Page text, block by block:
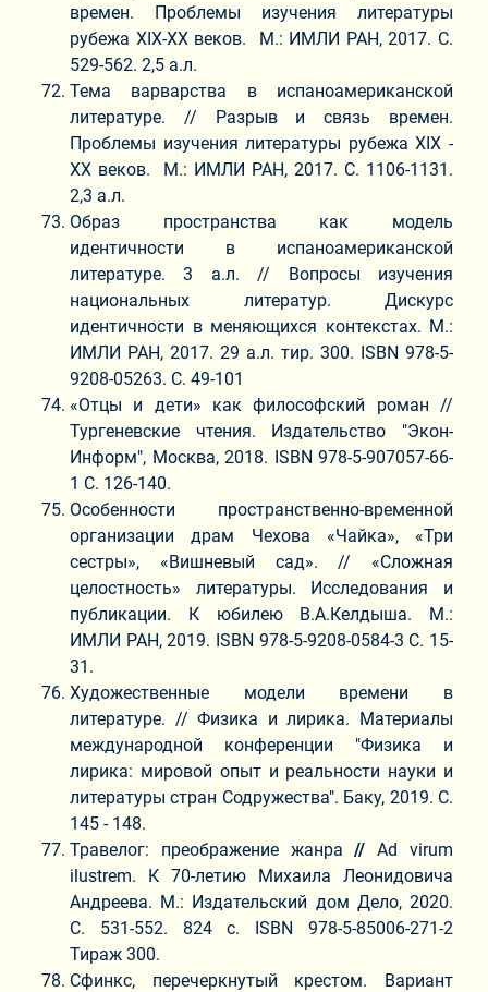
времен. Проблемы изучения литературы
рубежа XIX-XX веков. М.: ИМЛИ РАН, 2017. С.
529-562. 2,5 а.л.
Тема варварства в испаноамериканской
литературе. // Разрыв и связь времен.
Проблемы изучения литературы рубежа XIX -
XX веков. М.: ИМЛИ РАН, 2017. С. 1106-1131.
2,3 а.л.
Образ пространства как модель
идентичности в испаноамериканской
литературе. 3 а.л. // Вопросы изучения
национальных литератур. Дискурс
идентичности в меняющихся контекстах. М.:
ИМЛИ РАН, 2017. 29 а.л. тир. 300. ISBN 978-5-
9208-05263. С. 49-101
«Отцы и дети» как философский роман //
Тургеневские чтения. Издательство "Экон-
Информ", Москва, 2018. ISBN 978-5-907057-66-
1 C. 126-140.
Особенности пространственно-временной
организации драм Чехова «Чайка», «Три
сестры», «Вишневый сад». // «Сложная
целостность» литературы. Исследования и
публикации. К юбилею В.А.Келдыша. М.:
ИМЛИ РАН, 2019. ISBN 978-5-9208-0584-3 C. 15-
31.
Художественные модели времени в
литературе. // Физика и лирика. Материалы
международной конференции "Физика и
лирика: мировой опыт и реальности науки и
литературы стран Содружества". Баку, 2019. С.
145 - 148.
Травелог: преображение жанра //Ad virum
ilustrem. К 70-летию Михаила Леонидовича
Андреева. М.: Издательский дом Дело, 2020.
С. 531-552. 824 c. ISBN 978-5-85006-271-2
Тираж 300.
Сфинкс, перечеркнутый крестом. Вариант